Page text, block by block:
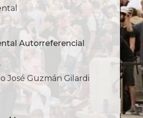
Autorreferencial
José Guzmán Gilardi